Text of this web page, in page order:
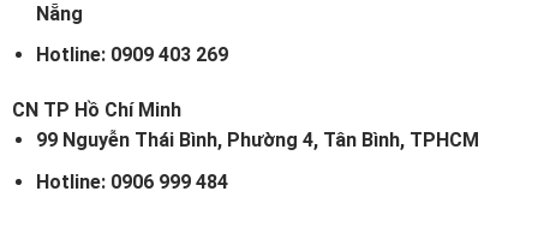
Nẵng
Hotline: 0909 403 269
CN TP Hồ Chí Minh
99 Nguyễn Thái Bình, Phường 4, Tân Bình, TPHCM
Hotline: 0906 999 484